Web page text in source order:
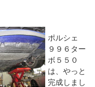
ポルシェ
９９６ター
ボ５５０
は、やっと
完成しまし